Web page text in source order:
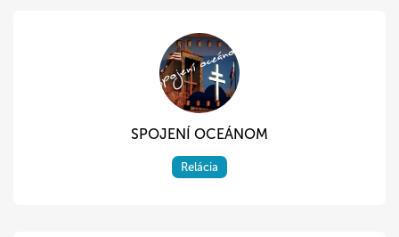
SPOJENÍ OCEÁNOM
Relácia